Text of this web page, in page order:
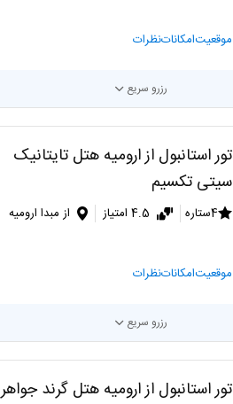
موقعیتامکاناتنظرات
رزرو سریع
تور استانبول از ارومیه هتل تایتانیک
سیتی تکسیم
4ستاره 4.5 امتیاز از مبدا ارومیه
موقعیتامکاناتنظرات
رزرو سریع
تور استانبول از ارومیه هتل گرند جواهر